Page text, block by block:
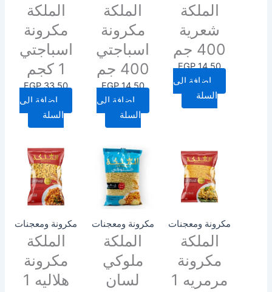
الملكة
شعرية
400 جم
EGP14.50
إضافة إلى
السلة
الملكة
مكرونة
اسباجتي
400 جم
EGP14.50
إضافة إلى
السلة
الملكة
مكرونة
اسباجتي
1 كجم
EGP33.50
إضافة إلى
السلة
مكرونة ومعجنات
الملكة
مكرونة
مرمريه 1
مكرونة ومعجنات
الملكة
ملوكي
لسان
مكرونة ومعجنات
الملكة
مكرونة
هلاليه 1